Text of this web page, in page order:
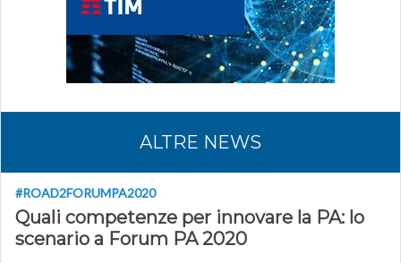
ALTRE NEWS
#ROAD2FORUMPA2020
Quali competenze per innovare la PA: lo
scenario a Forum PA 2020